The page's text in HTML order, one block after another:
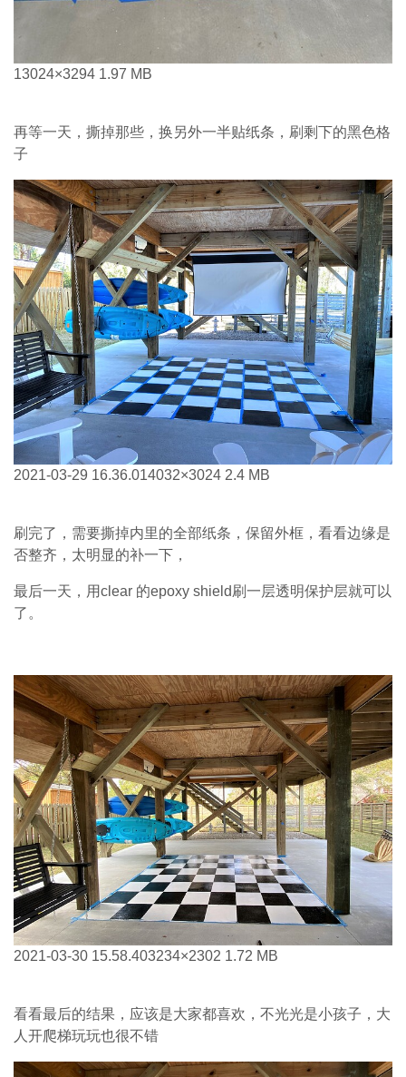
13024×3294 1.97 MB
再等一天，撕掉那些，换另外一半贴纸条，刷剩下的黑色格
子
2021-03-29 16.36.014032×3024 2.4 MB
刷完了，需要撕掉内里的全部纸条，保留外框，看看边缘是
否整齐，太明显的补一下，
最后一天，用clear 的epoxy shield刷一层透明保护层就可以
了。
2021-03-30 15.58.403234×2302 1.72 MB
看看最后的结果，应该是大家都喜欢，不光光是小孩子，大
人开爬梯玩玩也很不错